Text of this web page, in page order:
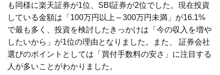
も同様に楽天証券が1位、SBI証券が2位でした。現在投資
している金額は「100万円以上～300万円未満」が16.1%
で最も多く、投資を検討したきっかけは「今の収入を増や
したいから」が1位の理由となりました。また、 証券会社
選びのポイントとしては「買付手数料の安さ」に注目する
人が多いことがわかりました。